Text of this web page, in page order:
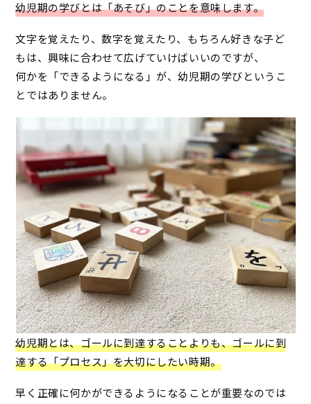
幼児期の学びとは「あそび」のことを意味します。
文字を覚えたり、数字を覚えたり、もちろん好きな子ど
もは、興味に合わせて広げていけばいいのですが、
何かを「できるようになる」が、幼児期の学びというこ
とではありません。
幼児期とは、ゴールに到達することよりも、ゴールに到
達する「プロセス」を大切にしたい時期。
早く正確に何かができるようになることが重要なのでは